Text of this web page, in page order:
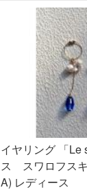
イヤリング 「Le
ス スワロフス
A) レディース